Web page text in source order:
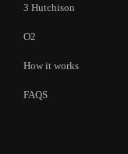
3 Hutchison
O2
How it works
FAQS